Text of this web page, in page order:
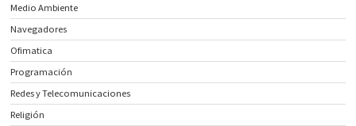
Medio Ambiente
Navegadores
Ofimatica
Programación
Redes y Telecomunicaciones
Religión